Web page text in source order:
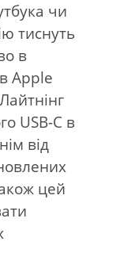
чи
тиснуть
в
Apple
USB-C в
від
цей